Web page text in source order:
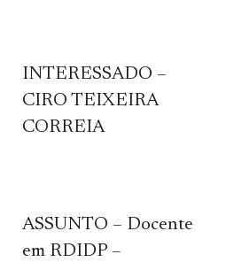
INTERESSADO –
CIRO TEIXEIRA
CORREIA
ASSUNTO – Docente
em RDIDP –